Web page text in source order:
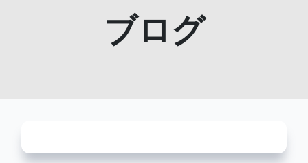
ブログ